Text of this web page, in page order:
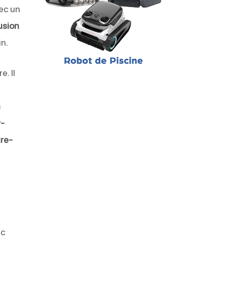
un
Il